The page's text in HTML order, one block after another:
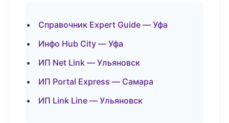
Справочник Expert Guide — Уфа
Инфо Hub City — Уфа
ИП Net Link — Ульяновск
ИП Portal Express — Самара
ИП Link Line — Ульяновск